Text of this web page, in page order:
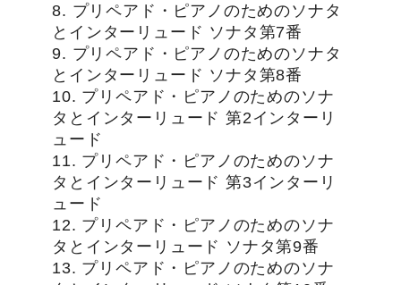
8. プリペアド・ピアノのためのソナタ
とインターリュード ソナタ第7番
9. プリペアド・ピアノのためのソナタ
とインターリュード ソナタ第8番
10. プリペアド・ピアノのためのソナ
タとインターリュード 第2インターリ
ュード
11. プリペアド・ピアノのためのソナ
タとインターリュード 第3インターリ
ュード
12. プリペアド・ピアノのためのソナ
タとインターリュード ソナタ第9番
13. プリペアド・ピアノのためのソナ